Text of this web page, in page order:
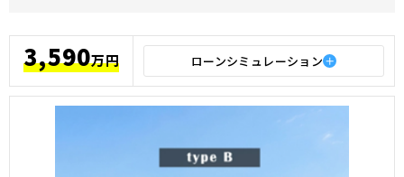
3,590万円 ローンシミュレーション